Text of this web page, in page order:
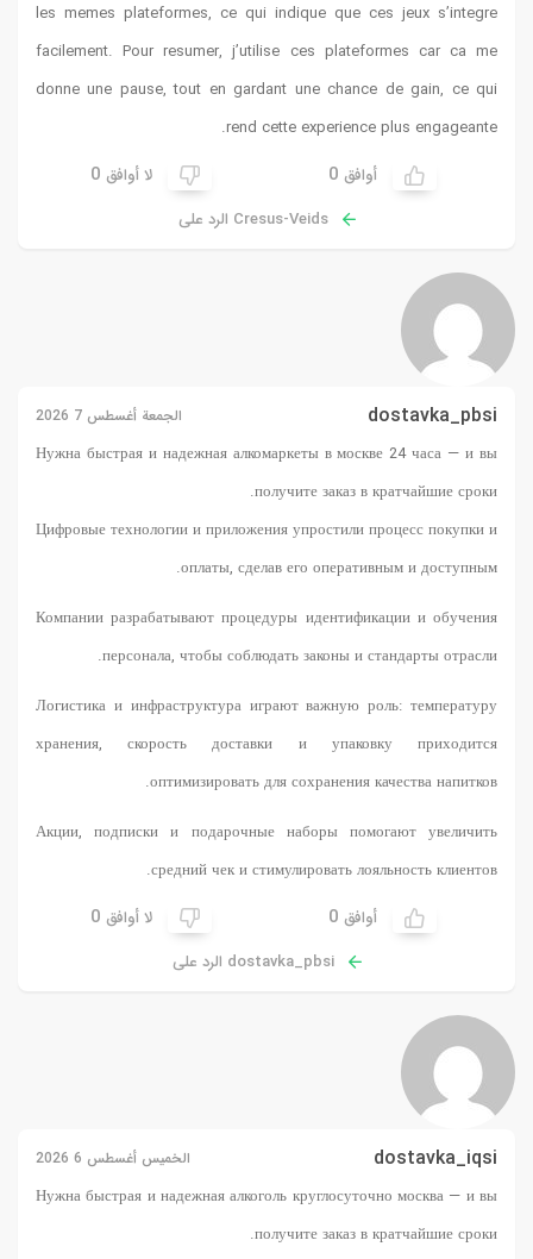
les memes plateformes, ce qui indique que ces jeux s’integre
facilement. Pour resumer, j’utilise ces plateformes car ca me
donne une pause, tout en gardant une chance de gain, ce qui
rend cette experience plus engageante.
أوافق 0 لا أوافق 0
Cresus-Veids الرد على
dostavka_pbsi الجمعة أغسطس 7 2026
Нужна быстрая и надежная алкомаркеты в москве 24 часа — и вы
получите заказ в кратчайшие сроки.
Цифровые технологии и приложения упростили процесс покупки и
оплаты, сделав его оперативным и доступным.
Компании разрабатывают процедуры идентификации и обучения
персонала, чтобы соблюдать законы и стандарты отрасли.
Логистика и инфраструктура играют важную роль: температуру
хранения, скорость доставки и упаковку приходится
оптимизировать для сохранения качества напитков.
Акции, подписки и подарочные наборы помогают увеличить
средний чек и стимулировать лояльность клиентов.
أوافق 0 لا أوافق 0
dostavka_pbsi الرد على
dostavka_iqsi الخميس أغسطس 6 2026
Нужна быстрая и надежнаяалкоголь круглосуточно москва — и вы
получите заказ в кратчайшие сроки.